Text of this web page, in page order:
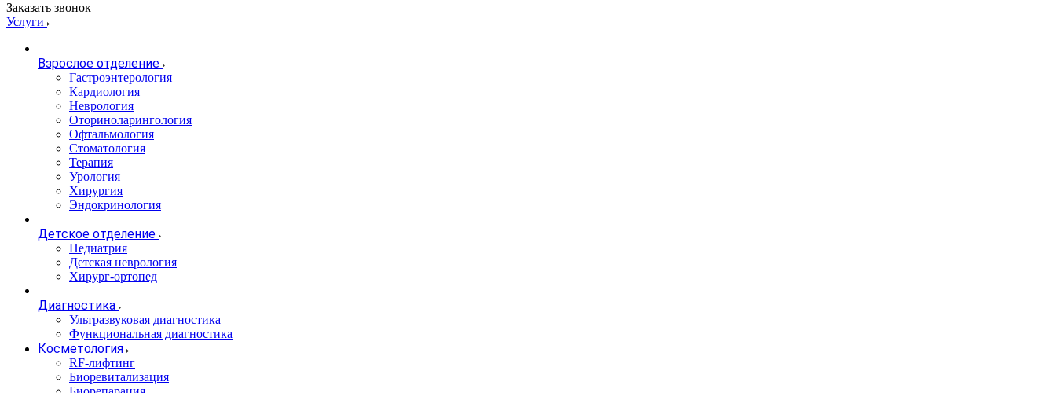
Заказать звонок
Услуги
Взрослое отделение
Гастроэнтерология
Кардиология
Неврология
Оториноларингология
Офтальмология
Стоматология
Терапия
Урология
Хирургия
Эндокринология
Детское отделение
Педиатрия
Детская неврология
Хирург-ортопед
Диагностика
Ультразвуковая диагностика
Функциональная диагностика
Косметология
RF-лифтинг
Биоревитализация